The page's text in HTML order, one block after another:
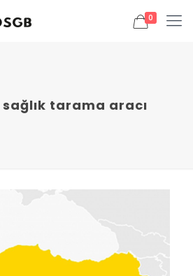
0
tarama aracı